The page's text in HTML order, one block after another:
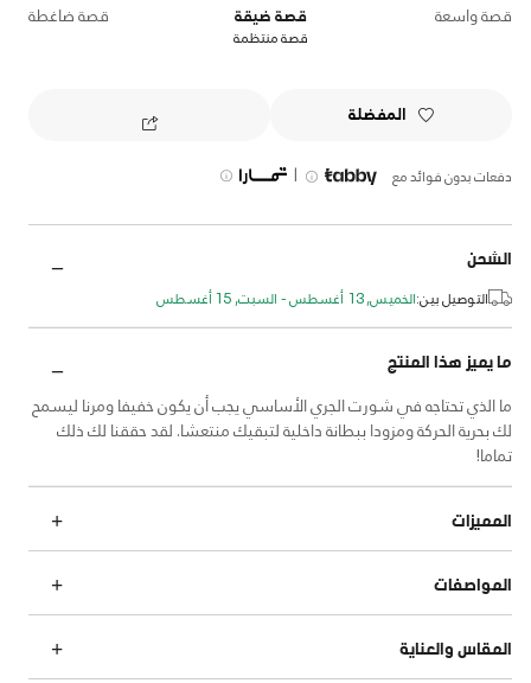
قصة واسعة قصة ضيقة قصة ضاغطة
قصة منتظمة
المفضلة
دفعات بدون فوائد مع |
الشحن
التوصيل بين:الخميس, 13 أغسطس - السبت, 15 أغسطس
ما يميز هذا المنتج
ما الذي تحتاجه في شورت الجري الأساسي يجب أن يكون خفيفا ومرنا ليسمح
لك بحرية الحركة ومزودا ببطانة داخلية لتبقيك منتعشا. لقد حققنا لك ذلك
تماما!
المميزات
المواصفات
المقاس والعناية